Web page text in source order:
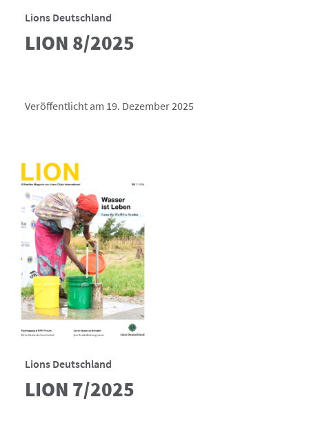
Lions Deutschland
LION 8/2025
Veröffentlicht am 19. Dezember 2025
Lions Deutschland
LION 7/2025